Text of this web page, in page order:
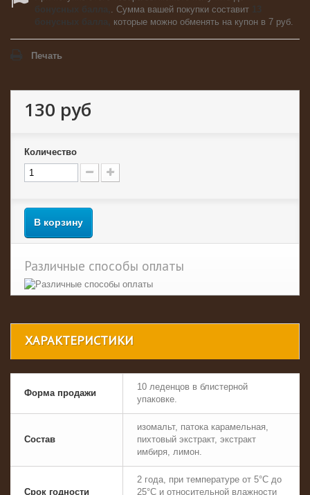
. Сумма вашей покупки составит
которые можно обменять на купон в 7 руб.
Печать
130 руб
Количество
В корзину
Различные способы оплаты
ХАРАКТЕРИСТИКИ
Форма продажи
10 леденцов в блистерной
упаковке.
Состав
изомальт, патока карамельная,
пихтовый экстракт, экстракт
имбиря, лимон.
Срок годности
2 года, при температуре от 5°С до
25°С и относительной влажности